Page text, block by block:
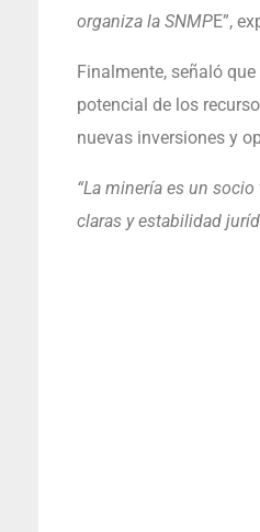
organiza la SNMPE”,
Finalmente, señaló
potencial de los
nuevas inversiones y
“La minería es un
claras y estabilidad